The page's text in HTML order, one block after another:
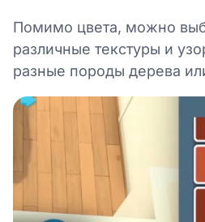
Помимо цвета, можно
различные текстуры и
разные породы дерева